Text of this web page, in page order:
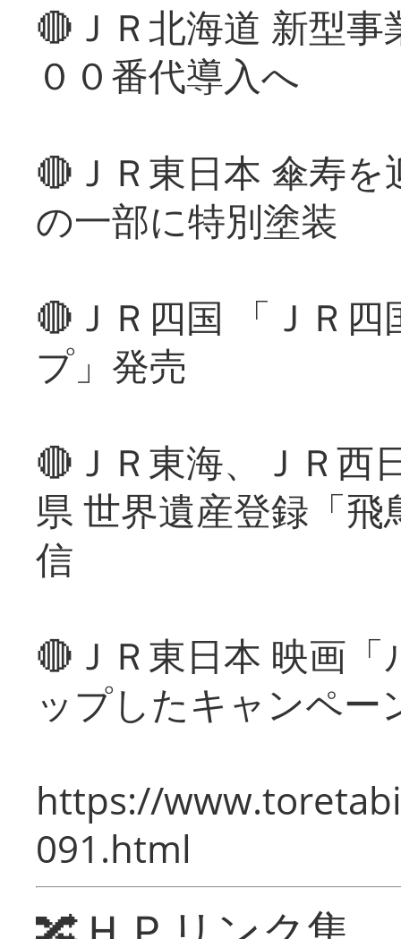
🔴ＪＲ北海道 新型
００番代導入へ
🔴ＪＲ東日本 傘寿
の一部に特別塗装
🔴ＪＲ四国 「ＪＲ
プ」発売
🔴ＪＲ東海、ＪＲ西
県 世界遺産登録「
信
🔴ＪＲ東日本 映画
ップしたキャンペー
https://
091.html